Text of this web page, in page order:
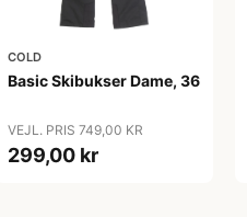
COLD
Basic Skibukser Dame, 36
VEJL. PRIS 749,00 KR
299,00 kr